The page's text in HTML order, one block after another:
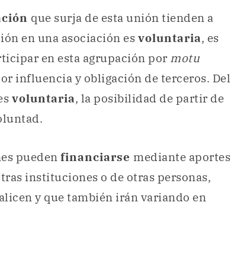
que surja de esta unión tienden a
en una asociación es voluntaria, es
en esta agrupación por motu
influencia y obligación de terceros. Del
voluntaria, la posibilidad de partir de
pueden financiarse mediante aportes
instituciones o de otras personas,
y que también irán variando en